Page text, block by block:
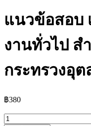
แนวข้อสอบ
งานทั่วไป ส
กระทรวงอุ
฿380
จำนวน